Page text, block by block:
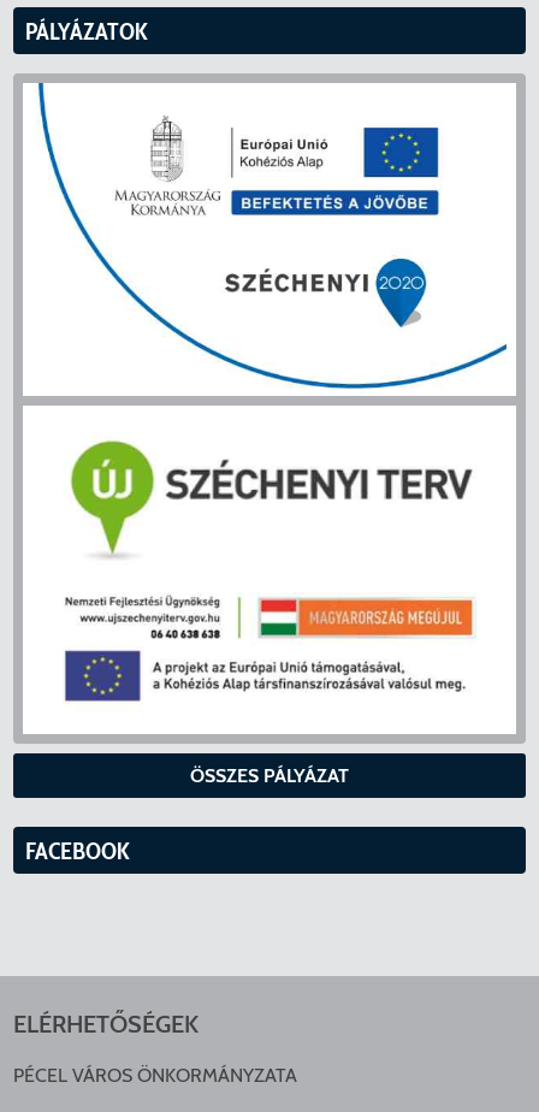
PÁLYÁZATOK
ÖSSZES PÁLYÁZAT
FACEBOOK
ELÉRHETŐSÉGEK
PÉCEL VÁROS ÖNKORMÁNYZATA